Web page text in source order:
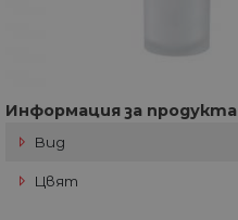
Информация за продукта
Вид
Цвят